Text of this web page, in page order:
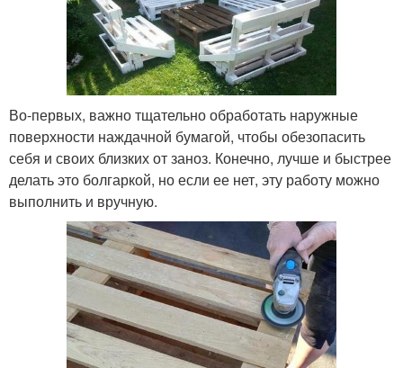
Во-первых, важно тщательно обработать наружные
поверхности наждачной бумагой, чтобы обезопасить
себя и своих близких от заноз. Конечно, лучше и быстрее
делать это болгаркой, но если ее нет, эту работу можно
выполнить и вручную.